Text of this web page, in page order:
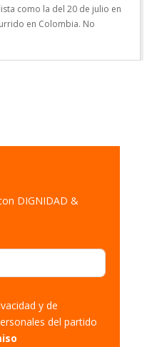
como la del 20 de julio en
en Colombia. No
DIGNIDAD &
y de
del partido